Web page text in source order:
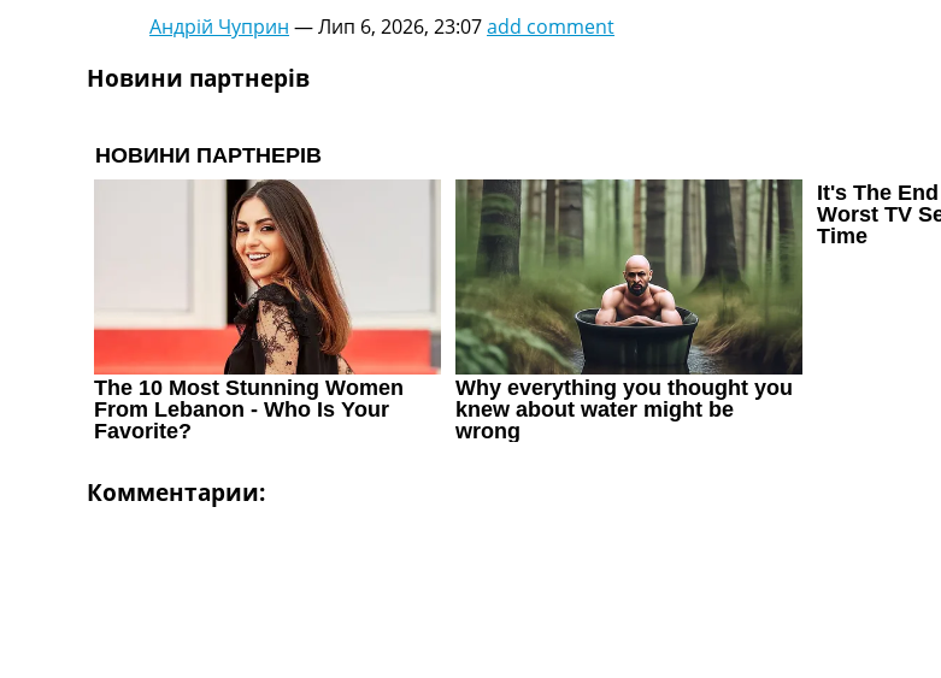
Ще Турніри >>>
Чемпіонат Світу. Турнирні таблиці
Таблиця АПЛ
Таблиця Ла Ліги
Таблиця Ліги Чемпіонів
Всі таблиці >>>
Рейтинг країн УЄФА
Рейтинг клубів УЄФА
Рейтинг ФІФА
Телепрограма
Андрій Чуприн —Лип 6, 2026, 23:07add comment
Новини партнерів
Комментарии: